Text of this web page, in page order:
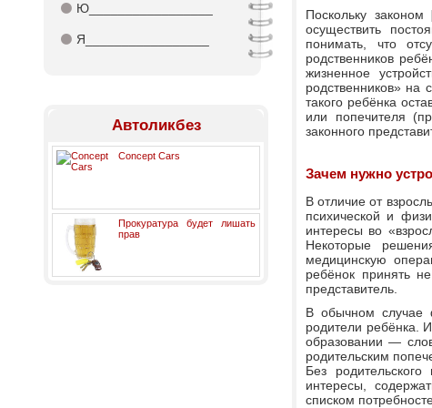
⚫ Ю_________________
⚫ Я_________________
Автоликбез
Concept Cars
Прокуратура будет лишать
прав
Поскольку законом
осуществить
понимать, что
родственников
жизненное
родственников»
такого ребёнка
или попечителя
законного
Зачем нужно
В отличие от
психической и
интересы во
Некоторые
медицинскую
ребёнок принять
представитель.
В обычном случае
родители ребёнка.
образовании —
родительским
Без
интересы,
списком